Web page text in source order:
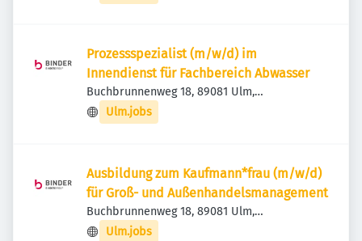
Prozessspezialist (m/w/d) im
Innendienst für Fachbereich Abwasser
Buchbrunnenweg 18, 89081 Ulm,
Deutschland
Ulm.jobs
Ausbildung zum Kaufmann*frau (m/w/d)
für Groß- und Außenhandelsmanagement
Buchbrunnenweg 18, 89081 Ulm,
Deutschland
Ulm.jobs